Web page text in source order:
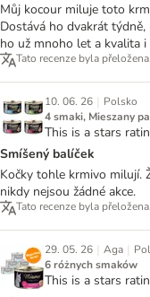
Můj kocour miluje toto
Dostává ho dvakrát
ho už mnoho let a kvalita
Tato recenze byla přeložena.
10. 06. 26 | Polsko
4 smaki, Mieszany
This is a stars
Smíšený balíček
Kočky tohle krmivo milují.
nikdy nejsou žádné akce.
Tato recenze byla přeložena.
29. 05. 26 | Aga |
6 różnych smaków
This is a stars